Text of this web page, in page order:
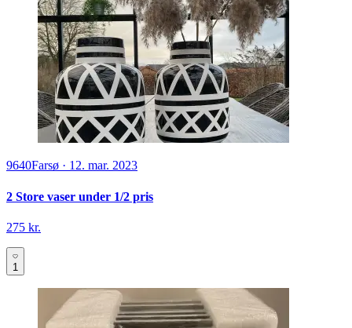
9640Farsø · 12. mar. 2023
2 Store vaser under 1/2 pris
275 kr.
1